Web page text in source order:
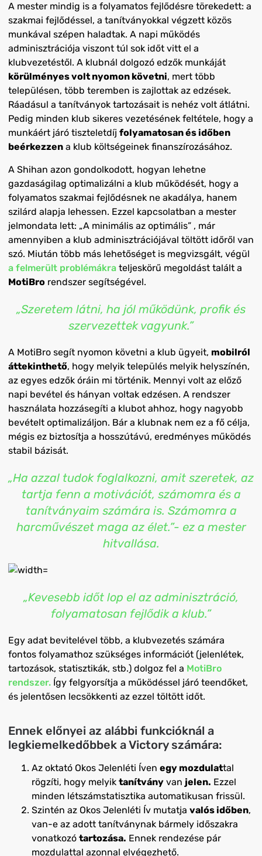
A mester mindig is a folyamatos fejlődésre törekedett: a
szakmai fejlődéssel, a tanítványokkal végzett közös
munkával szépen haladtak. A napi működés
adminisztrációja viszont túl sok időt vitt el a
klubvezetéstől. A klubnál dolgozó edzők munkáját
körülményes volt nyomon követni, mert több
településen, több teremben is zajlottak az edzések.
Ráadásul a tanítványok tartozásait is nehéz volt átlátni.
Pedig minden klub sikeres vezetésének feltétele, hogy a
munkáért járó tiszteletdíj folyamatosan és időben
beérkezzen a klub költségeinek finanszírozásához.
A Shihan azon gondolkodott, hogyan lehetne
gazdaságilag optimalizálni a klub működését, hogy a
folyamatos szakmai fejlődésnek ne akadálya, hanem
szilárd alapja lehessen. Ezzel kapcsolatban a mester
jelmondata lett: „A minimális az optimális” , már
amennyiben a klub adminisztrációjával töltött időről van
szó. Miután több más lehetőséget is megvizsgált, végül
a felmerült problémákra teljeskörű megoldást talált a
MotiBro rendszer segítségével.
„Szeretem látni, ha jól működünk, profik és
szervezettek vagyunk.”
A MotiBro segít nyomon követni a klub ügyeit, mobilról
áttekinthető, hogy melyik település melyik helyszínén,
az egyes edzők óráin mi történik. Mennyi volt az előző
napi bevétel és hányan voltak edzésen. A rendszer
használata hozzásegíti a klubot ahhoz, hogy nagyobb
bevételt optimalizáljon. Bár a klubnak nem ez a fő célja,
mégis ez biztosítja a hosszútávú, eredményes működés
stabil bázisát.
„Ha azzal tudok foglalkozni, amit szeretek, az
tartja fenn a motivációt, számomra és a
tanítványaim számára is. Számomra a
harcművészet maga az élet.”- ez a mester
hitvallása.
„Kevesebb időt lop el az adminisztráció,
folyamatosan fejlődik a klub.”
Egy adat bevitelével több, a klubvezetés számára
fontos folyamathoz szükséges információt (jelenlétek,
tartozások, statisztikák, stb.) dolgoz fel a MotiBro
rendszer. Így felgyorsítja a működéssel járó teendőket,
és jelentősen lecsökkenti az ezzel töltött időt.
Ennek előnyei az alábbi funkcióknál a
legkiemelkedőbbek a Victory számára:
Az oktató Okos Jelenléti Íven egy mozdulattal
rögzíti, hogy melyik tanítvány van jelen. Ezzel
minden létszámstatisztika automatikusan frissül.
Szintén az Okos Jelenléti Ív mutatja valós időben,
van-e az adott tanítványnak bármely időszakra
vonatkozó tartozása. Ennek rendezése pár
mozdulattal azonnal elvégezhető.